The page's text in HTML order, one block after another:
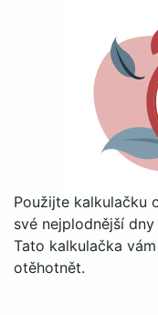
Použijte kalkulačku
své nejplodnější
Tato kalkulačka
otěhotnět.